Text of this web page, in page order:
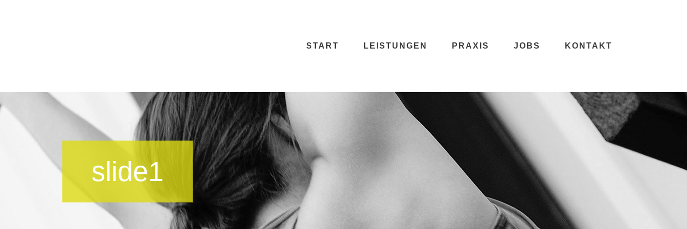
START LEISTUNGEN PRAXIS JOBS KONTAKT
slide1